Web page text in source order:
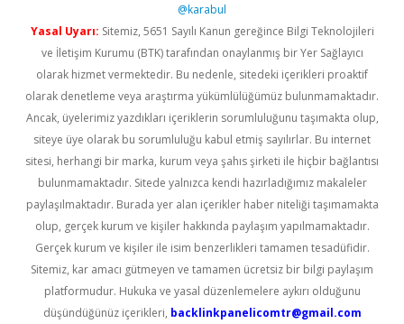
@karabul
Yasal Uyarı: Sitemiz, 5651 Sayılı Kanun gereğince Bilgi Teknolojileri
ve İletişim Kurumu (BTK) tarafından onaylanmış bir Yer Sağlayıcı
olarak hizmet vermektedir. Bu nedenle, sitedeki içerikleri proaktif
olarak denetleme veya araştırma yükümlülüğümüz bulunmamaktadır.
Ancak, üyelerimiz yazdıkları içeriklerin sorumluluğunu taşımakta olup,
siteye üye olarak bu sorumluluğu kabul etmiş sayılırlar. Bu internet
sitesi, herhangi bir marka, kurum veya şahıs şirketi ile hiçbir bağlantısı
bulunmamaktadır. Sitede yalnızca kendi hazırladığımız makaleler
paylaşılmaktadır. Burada yer alan içerikler haber niteliği taşımamakta
olup, gerçek kurum ve kişiler hakkında paylaşım yapılmamaktadır.
Gerçek kurum ve kişiler ile isim benzerlikleri tamamen tesadüfidir.
Sitemiz, kar amacı gütmeyen ve tamamen ücretsiz bir bilgi paylaşım
platformudur. Hukuka ve yasal düzenlemelere aykırı olduğunu
düşündüğünüz içerikleri, backlinkpanelicomtr@gmail.com